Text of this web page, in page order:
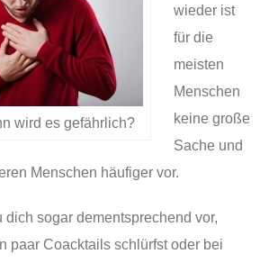
wird es gefährlich?
wieder ist
für die
meisten
Menschen
keine große
Sache und
Menschen häufiger vor.
sogar dementsprechend vor,
paar Coacktails schlürfst oder bei